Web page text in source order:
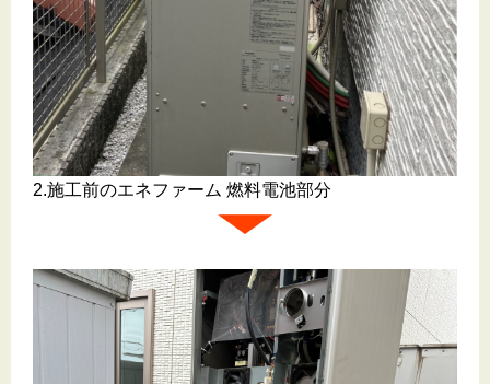
2.施工前のエネファーム 燃料電池部分